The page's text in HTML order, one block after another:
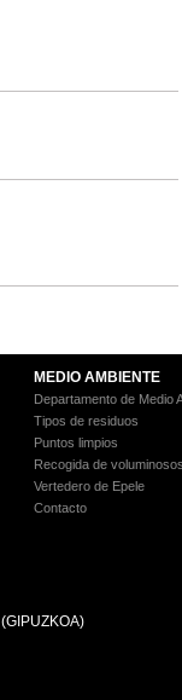
MEDIO AMBIENTE
Departamento de Medio
Tipos de residuos
Puntos limpios
Recogida de voluminosos
Vertedero de Epele
Contacto
(GIPUZKOA)